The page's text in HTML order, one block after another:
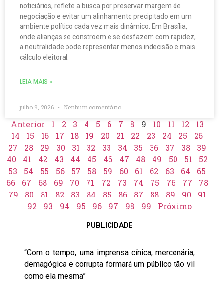
noticiários, reflete a busca por preservar margem de
negociação e evitar um alinhamento precipitado em um
ambiente político cada vez mais dinâmico. Em Brasília,
onde alianças se constroem e se desfazem com rapidez,
a neutralidade pode representar menos indecisão e mais
cálculo eleitoral.
LEIA MAIS »
julho 9, 2026 Nenhum comentário
Anterior 1 2 3 4 5 6 7 8 9 10 11 12
13
14
15 16 17 18 19 20 21 22 23 24 25
26
27
28 29 30 31 32 33 34 35 36 37 38
39
40
41 42 43 44 45 46 47 48 49 50 51
52
53
54 55 56 57 58 59 60 61 62 63 64
65
66
67 68 69 70 71 72 73 74 75 76 77
78
79
80 81 82 83 84 85 86 87 88 89 90
91
92
93 94 95 96 97 98 99 Próximo
PUBLICIDADE
“Com o tempo, uma imprensa cínica, mercenária,
demagógica e corrupta formará um público tão vil
como ela mesma”